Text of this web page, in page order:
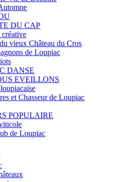
DU CAP
vieux Château du Cros
de Loupiac
DANSE
EVEILLONS
et Chasseur de Loupiac
POPULAIRE
de Loupiac